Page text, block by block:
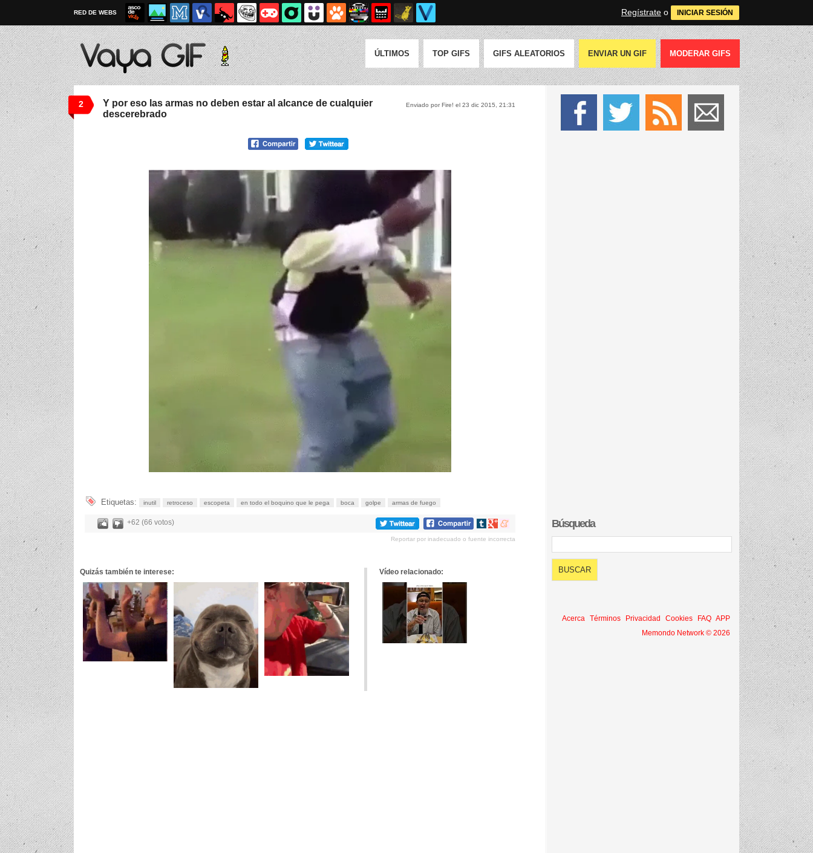
RED DE WEBS Regístrate o INICIAR SESIÓN
ÚLTIMOS TOP GIFS GIFS ALEATORIOS ENVIAR UN GIF MODERAR GIFS
2 Enviado por Fire! el 23 dic 2015, 21:31
Y por eso las armas no deben estar al alcance de cualquier
descerebrado
Etiquetas: inutil retroceso escopeta en todo el boquino que le pega boca golpe armas de fuego
+62 (66 votos)
Compartir
tumblr
Compartir
Google+
Compartir
meneame
Reportar por inadecuado o fuente incorrecta
Quizás también te interese: Vídeo relacionado:
Búsqueda
Acerca Términos Privacidad Cookies FAQ APP
Memondo Network © 2026